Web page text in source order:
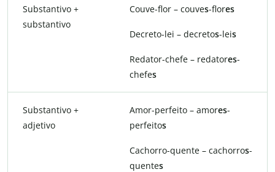
Substantivo +
substantivo
Couve-flor – couves-flores
Decreto-lei – decretos-leis
Redator-chefe – redatores-
chefes
Substantivo +
adjetivo
Amor-perfeito – amores-
perfeitos
Cachorro-quente – cachorros-
quentes